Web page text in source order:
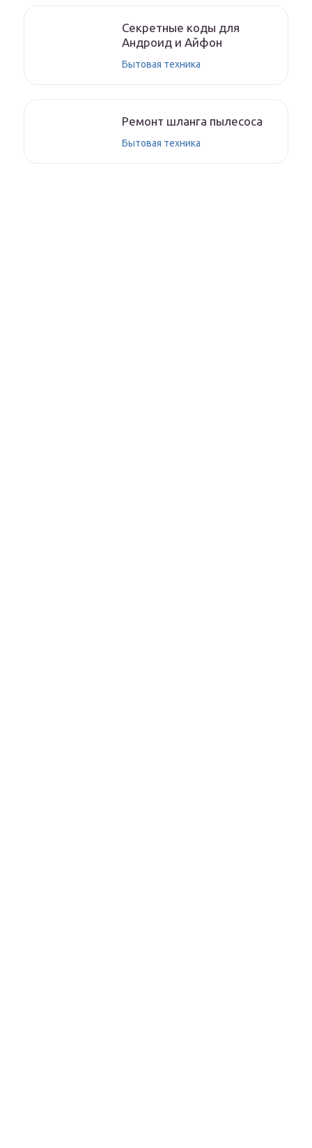
Секретные коды для
Андроид и Айфон
Бытовая техника
Ремонт шланга пылесоса
Бытовая техника